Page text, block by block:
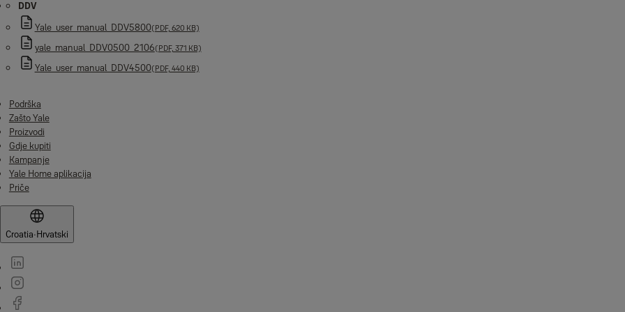
DDV
Yale_user_manual_DDV5800(PDF, 620 KB)
yale_manual_DDV0500_2106(PDF, 371 KB)
Yale_user_manual_DDV4500(PDF, 440 KB)
Podrška
Zašto Yale
Proizvodi
Gdje kupiti
Kampanje
Yale Home aplikacija
Priče
Croatia·Hrvatski